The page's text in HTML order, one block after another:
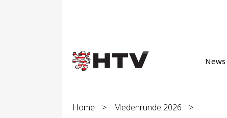
News
Home > Medenrunde 2026 >